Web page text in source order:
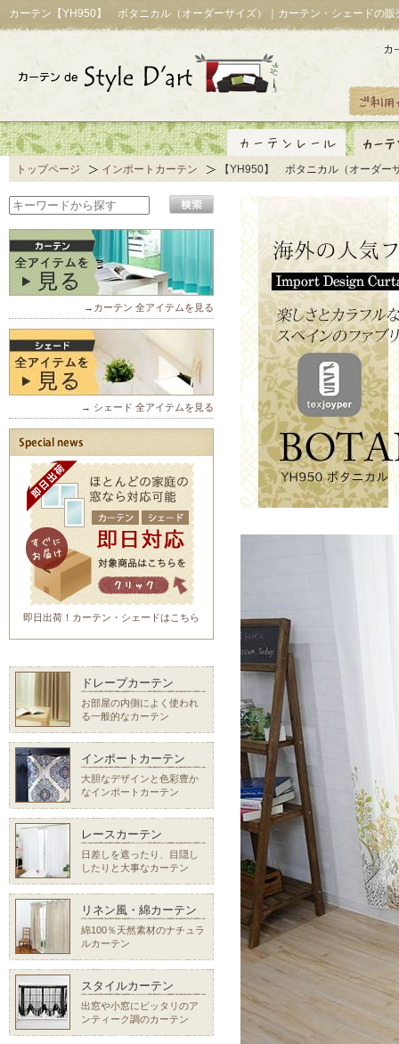
カーテン【YH950】 ボタニカル（オーダーサイズ）｜カーテン・シェードの販
トップページ インポートカーテン 【YH950】 ボタニカル（オーダー
→カーテン 全アイテムを見る
→ シェード 全アイテムを見る
即日出荷！カーテン・シェードはこちら
ドレープカーテン
お部屋の内側によく使われ
る一般的なカーテン
インポートカーテン
大胆なデザインと色彩豊か
なインポートカーテン
レースカーテン
日差しを遮ったり、目隠し
したりと大事なカーテン
リネン風・綿カーテン
綿100％天然素材のナチュラ
ルカーテン
スタイルカーテン
出窓や小窓にピッタリのア
ンティーク調のカーテン